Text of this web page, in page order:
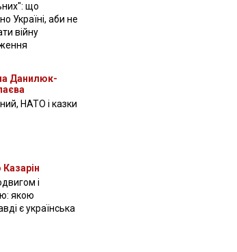
що
Україні, аби не
війну
Данилюк-
НАТО і казки
і
якою
є українська